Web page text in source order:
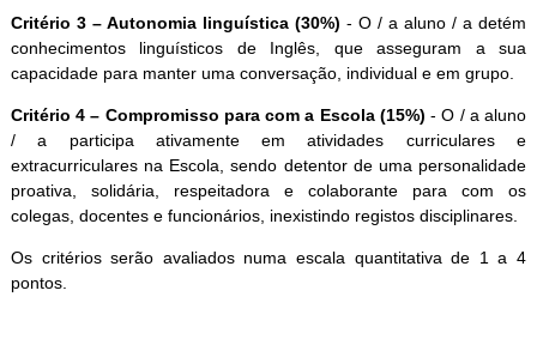
Critério 3 – Autonomia linguística (30%) -O / a aluno / a detém
conhecimentos linguísticos de Inglês, que asseguram a sua
capacidade para manter uma conversação, individual e em grupo.
Critério 4 – Compromisso para com a Escola (15%) -O / a aluno
/ a participa ativamente em atividades curriculares e
extracurriculares na Escola, sendo detentor de uma personalidade
proativa, solidária, respeitadora e colaborante para com os
colegas, docentes e funcionários, inexistindo registos disciplinares.
Os critérios serão avaliados numa escala quantitativa de 1 a 4
pontos.